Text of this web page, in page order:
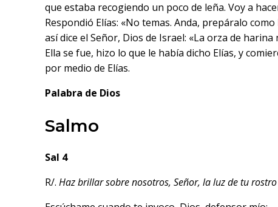
que estaba recogiendo un poco de leña. Voy a
Respondió Elías: «No temas. Anda, prepáralo
así dice el Señor, Dios de Israel: «La orza de
Ella se fue, hizo lo que le había dicho Elías, y
por medio de Elías.
Palabra de Dios
Salmo
Sal 4
R/.Haz brillar sobre nosotros, Señor, la luz de tu rostro